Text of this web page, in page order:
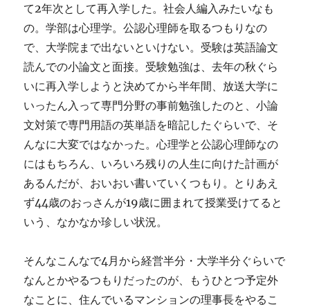
て2年次として再入学した。社会人編入みたいなも
の。学部は心理学。公認心理師を取るつもりなの
で、大学院まで出ないといけない。受験は英語論文
読んでの小論文と面接。受験勉強は、去年の秋ぐら
いに再入学しようと決めてから半年間、放送大学に
いったん入って専門分野の事前勉強したのと、小論
文対策で専門用語の英単語を暗記したぐらいで、そ
んなに大変ではなかった。心理学と公認心理師なの
にはもちろん、いろいろ残りの人生に向けた計画が
あるんだが、おいおい書いていくつもり。とりあえ
ず44歳のおっさんが19歳に囲まれて授業受けてると
いう、なかなか珍しい状況。
そんなこんなで4月から経営半分・大学半分ぐらいで
なんとかやるつもりだったのが、もうひとつ予定外
なことに、住んでいるマンションの理事長をやるこ